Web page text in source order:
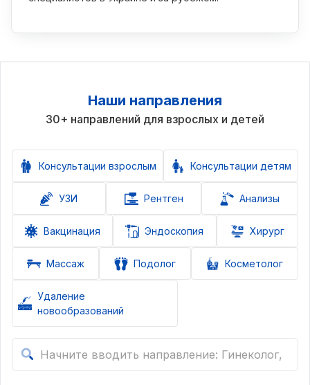
Наши направления
30+ направлений для взрослых и детей
Консультации взрослым Консультации детям
УЗИ Рентген Анализы
Вакцинация Эндоскопия Хирург
Массаж Подолог Косметолог
Удаление
новообразований